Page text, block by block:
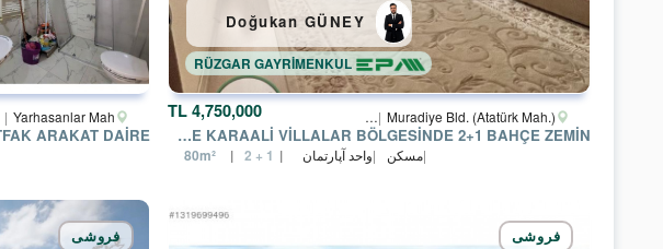
4,750,000 TLManisa Yunusemre Muradiye Bld. (Atatürk Mah.)
MANISA YUNUSEMRE KARAALI VILLALAR BÖLGESINDE 2+1 BAHÇE ZEMIN
مسکن واحد آپارتمان 80m² 2 + 1
RÜZGAR GAYRİMENKUL
Doğukan GÜNEY
Yarhasanlar Mah.
فروشی فروشی